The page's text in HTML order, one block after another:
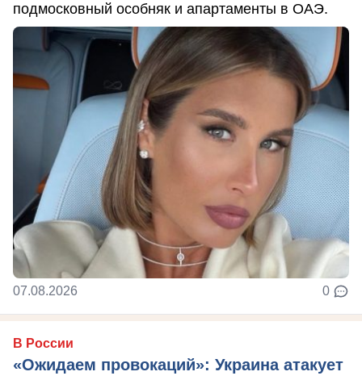
подмосковный особняк и апартаменты в ОАЭ.
07.08.2026 0
В России
«Ожидаем провокаций»: Украина атакует